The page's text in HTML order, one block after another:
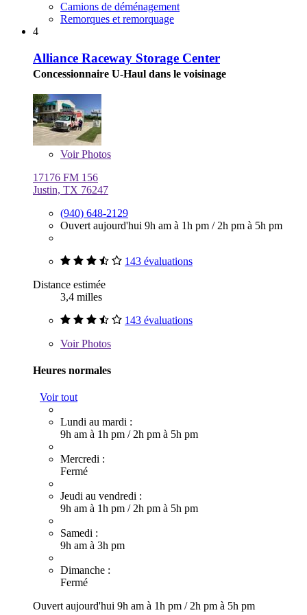
Camions de déménagement
Remorques et remorquage
4
Alliance Raceway Storage Center
Concessionnaire U-Haul dans le voisinage
VoirPhotos
17176 FM 156
Justin, TX 76247
(940) 648-2129
Ouvert aujourd'hui 9h am à 1h pm / 2h pm à 5h pm
143 évaluations
Distance estimée
3,4 milles
143 évaluations
VoirPhotos
Heures normales
Voir tout
Lundi au mardi :
9h am à 1h pm / 2h pm à 5h pm
Mercredi :
Fermé
Jeudi au vendredi :
9h am à 1h pm / 2h pm à 5h pm
Samedi :
9h am à 3h pm
Dimanche :
Fermé
Ouvert aujourd'hui 9h am à 1h pm / 2h pm à 5h pm